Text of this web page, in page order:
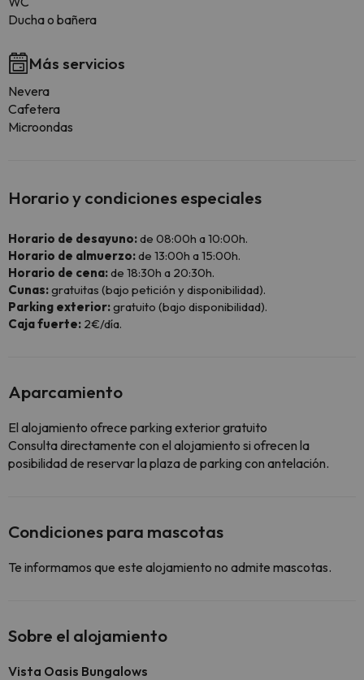
Ducha o bañera
Más servicios
Nevera
Cafetera
Microondas
Horario y condiciones especiales
Horario de desayuno:de 08:00h a 10:00h.
Horario de almuerzo:de 13:00h a 15:00h.
Horario de cena:de 18:30h a 20:30h.
Cunas:gratuitas (bajo petición y disponibilidad).
Parking exterior:gratuito (bajo disponibilidad).
Caja fuerte: 2€/día.
Aparcamiento
El alojamiento ofrece parking exterior gratuito
Consulta directamente con el alojamiento si ofrecen la
posibilidad de reservar la plaza de parking con antelación.
Condiciones para mascotas
Te informamos que este alojamiento no admite mascotas.
Sobre el alojamiento
Vista Oasis Bungalows